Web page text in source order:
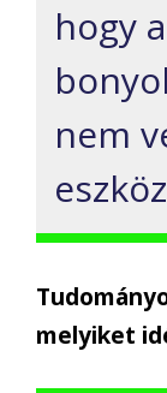
hogy
nem
melyiket